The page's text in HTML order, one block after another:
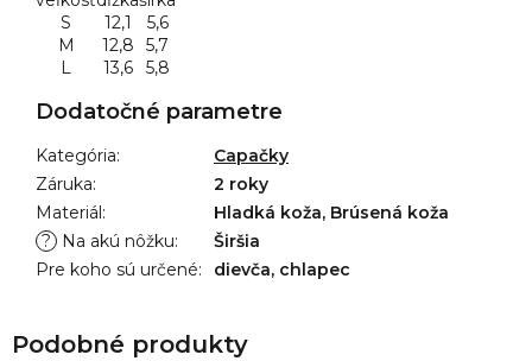
S
12,1
5,6
M
12,8
5,7
L
13,6 5,8
Dodatočné parametre
Kategória:
Capačky
Záruka:
2 roky
Materiál:
Hladká koža, Brúsená koža
?
Na akú nôžku:
Širšia
Pre koho sú určené: dievča, chlapec